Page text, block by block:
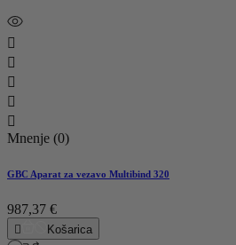





Mnenje (0)
GBC Aparat za vezavo Multibind 320
987,37 €
 Košarica